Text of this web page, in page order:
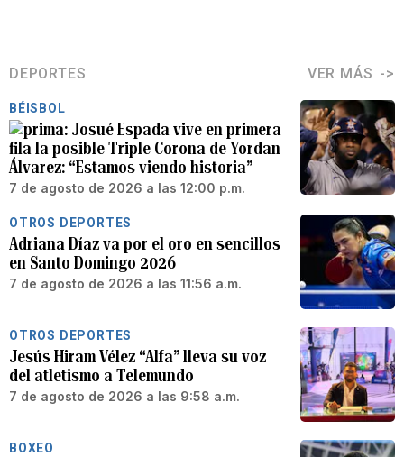
DEPORTES VER MÁS
BÉISBOL
Josué Espada vive en primera
fila la posible Triple Corona de Yordan
Álvarez: “Estamos viendo historia”
7 de agosto de 2026 a las 12:00 p.m.
OTROS DEPORTES
Adriana Díaz va por el oro en sencillos
en Santo Domingo 2026
7 de agosto de 2026 a las 11:56 a.m.
OTROS DEPORTES
Jesús Hiram Vélez “Alfa” lleva su voz
del atletismo a Telemundo
7 de agosto de 2026 a las 9:58 a.m.
BOXEO